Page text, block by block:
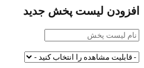
افزودن لیست پخش جدید